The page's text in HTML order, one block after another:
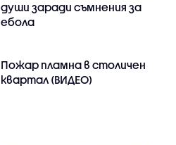
души заради съмнения за
ебола
Пожар пламна в столичен
квартал (ВИДЕО)